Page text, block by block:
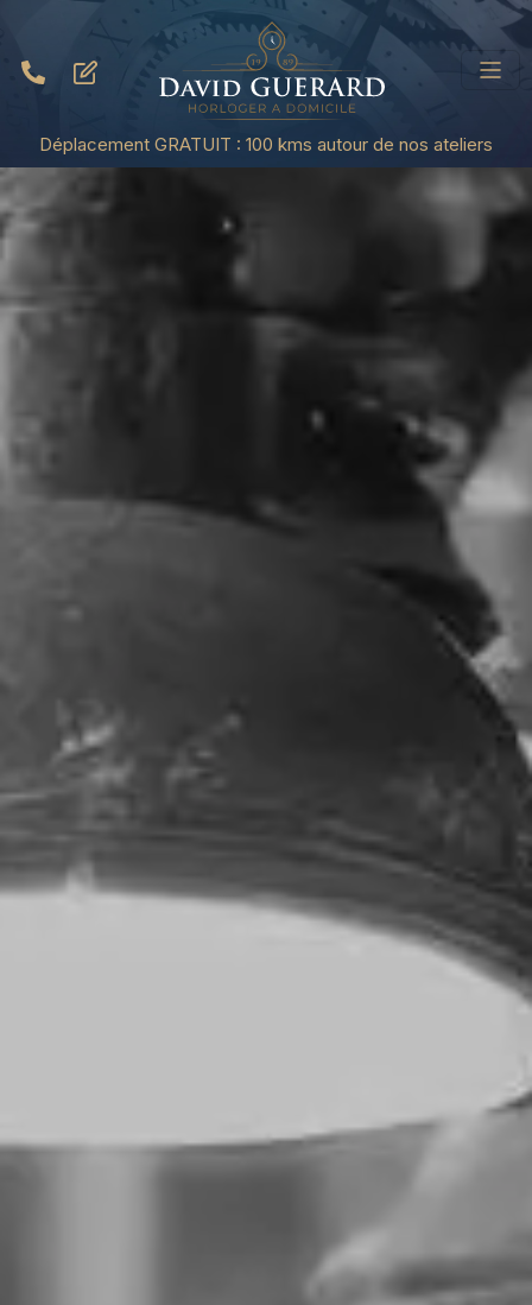
Déplacement GRATUIT : 100 kms autour de nos ateliers